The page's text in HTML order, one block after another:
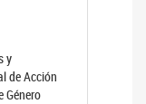
y
de Acción
Género